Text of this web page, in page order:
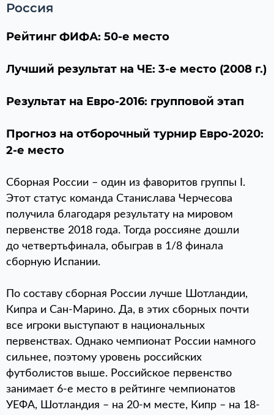
Россия
Рейтинг ФИФА: 50-е место
Лучший результат на ЧЕ: 3-е место (2008 г.)
Результат на Евро-2016: групповой этап
Прогноз на отборочный турнир Евро-2020:
2-е место
Сборная России – один из фаворитов группы I.
Этот статус команда Станислава Черчесова
получила благодаря результату на мировом
первенстве 2018 года. Тогда россияне дошли
до четвертьфинала, обыграв в 1/8 финала
сборную Испании.
По составу сборная России лучше Шотландии,
Кипра и Сан-Марино. Да, в этих сборных почти
все игроки выступают в национальных
первенствах. Однако чемпионат России намного
сильнее, поэтому уровень российских
футболистов выше. Российское первенство
занимает 6-е место в рейтинге чемпионатов
УЕФА, Шотландия – на 20-м месте, Кипр – на 18-